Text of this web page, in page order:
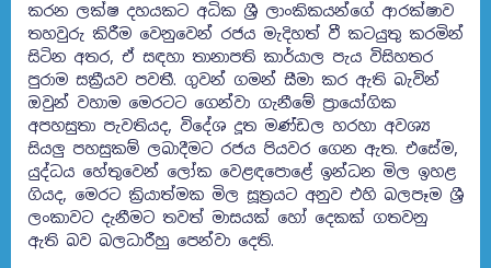
කරන ලක්ෂ දහයකට අධික ශ්‍රී ලාංකිකයන්ගේ ආරක්ෂාව
තහවුරු කිරීම වෙනුවෙන් රජය මැදිහත් වී කටයුතු කරමින්
සිටින අතර, ඒ සඳහා තානාපති කාර්යාල පැය විසිහතර
පුරාම සක්‍රීයව පවතී. ගුවන් ගමන් සීමා කර ඇති බැවින්
ඔවුන් වහාම මෙරටට ගෙන්වා ගැනීමේ ප්‍රායෝගික
අපහසුතා පැවතියද, විදේශ දූත මණ්ඩල හරහා අවශ්‍ය
සියලු පහසුකම් ලබාදීමට රජය පියවර ගෙන ඇත. එසේම,
යුද්ධය හේතුවෙන් ලෝක වෙළඳපොළේ ඉන්ධන මිල ඉහළ
ගියද, මෙරට ක්‍රියාත්මක මිල සූත්‍රයට අනුව එහි බලපෑම ශ්‍රී
ලංකාවට දැනීමට තවත් මාසයක් හෝ දෙකක් ගතවනු
ඇති බව බලධාරීහු පෙන්වා දෙති.